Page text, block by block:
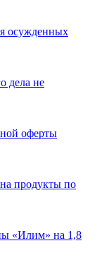
осужденных
дела не
оферты
продукты по
«Илим» на 1,8